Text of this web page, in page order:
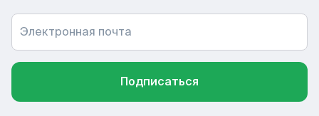
Электронная почта
Подписаться